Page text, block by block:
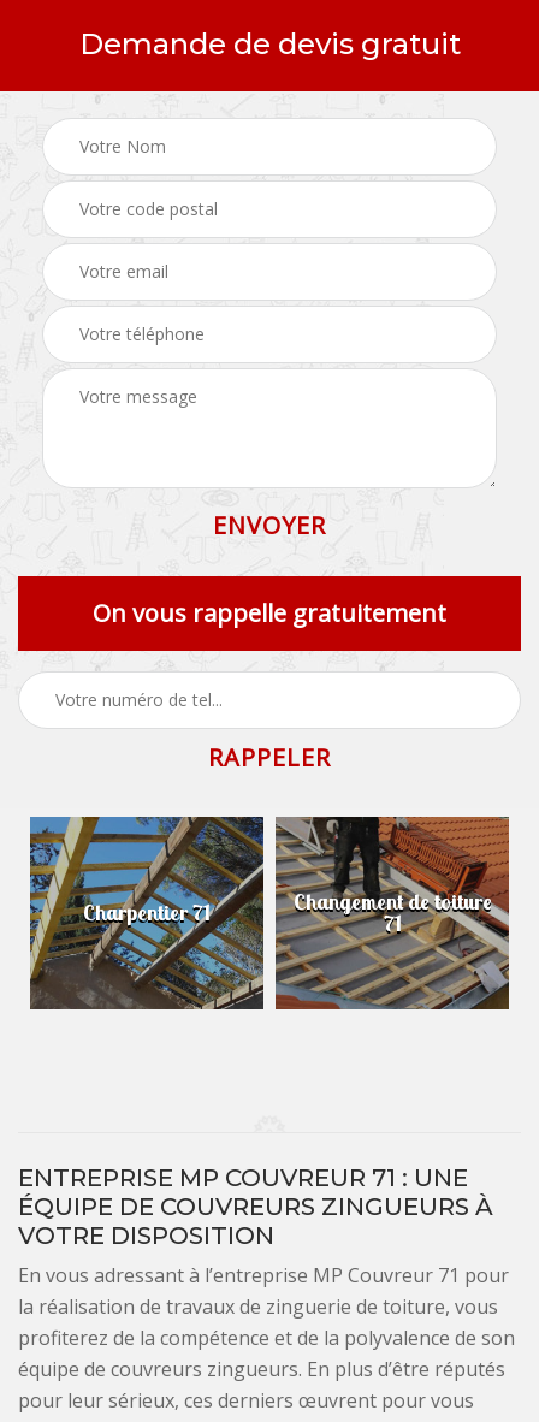
Demande de devis gratuit
On vous rappelle gratuitement
Charpentier 71 Changement de toiture
71
ENTREPRISE MP COUVREUR 71 : UNE
ÉQUIPE DE COUVREURS ZINGUEURS À
VOTRE DISPOSITION
En vous adressant à l’entreprise MP Couvreur 71 pour
la réalisation de travaux de zinguerie de toiture, vous
profiterez de la compétence et de la polyvalence de son
équipe de couvreurs zingueurs. En plus d’être réputés
pour leur sérieux, ces derniers œuvrent pour vous